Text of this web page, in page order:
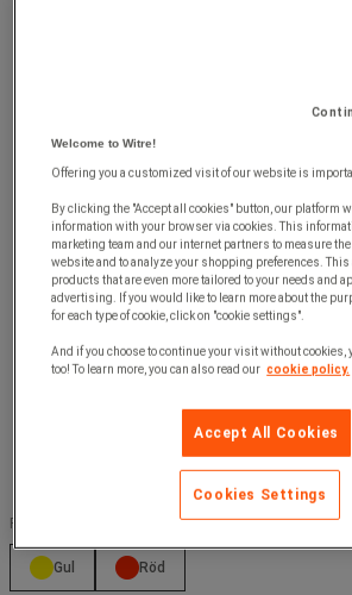
Färg :
Gul Röd
Welcome to Witre!
Offering you a customized visit of our website is
By clicking the "Accept all cookies" button, our platform
information with your browser via cookies. This
marketing team and our internet partners to measure
website and to analyze your shopping preferences. This
products that are even more tailored to your needs and
advertising. If you would like to learn more about the
for each type of cookie, click on "cookie settings".
And if you choose to continue your visit without cookies,
too! To learn more, you can also read our cookie policy.
Accept All Cookies
Cookies Settings